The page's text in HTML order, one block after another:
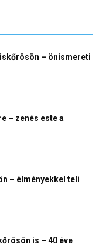
– önismereti
– zenés este a
– élményekkel teli
is – 40 éve